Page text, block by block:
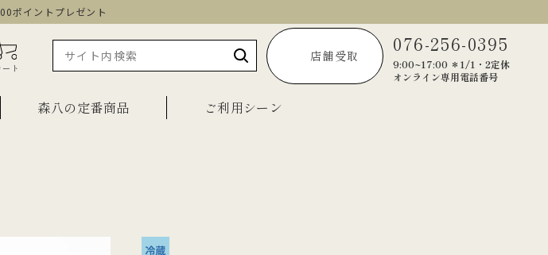
ポイントプレゼント
ート
店舗受取
076-256-0395
9:00~17:00 ＊1/1・2定休
オンライン専用電話番号
ご自宅用・少量詰合せ
森八の定番商品 ご利用シーン